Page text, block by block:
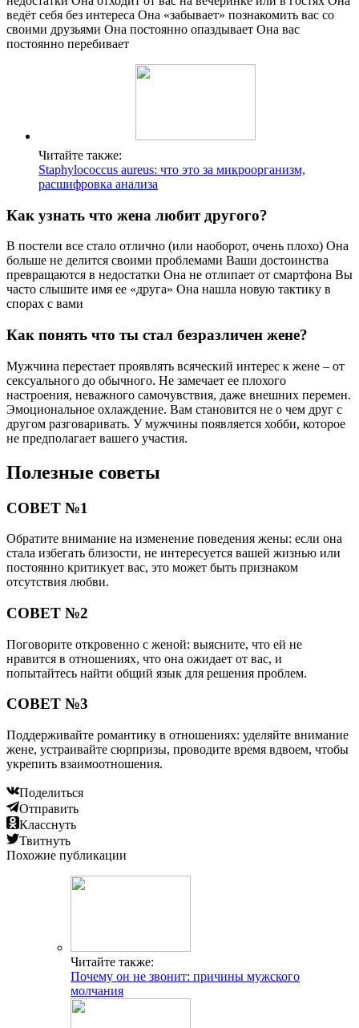
ведёт себя без интереса Она «забывает» познакомить вас со
своими друзьями Она постоянно опаздывает Она вас
постоянно перебивает
Читайте также:
Staphylococcus aureus: что это за микроорганизм,
расшифровка анализа
Как узнать что жена любит другого?
В постели все стало отлично (или наоборот, очень плохо) Она
больше не делится своими проблемами Ваши достоинства
превращаются в недостатки Она не отлипает от смартфона Вы
часто слышите имя ее «друга» Она нашла новую тактику в
спорах с вами
Как понять что ты стал безразличен жене?
Мужчина перестает проявлять всяческий интерес к жене – от
сексуального до обычного. Не замечает ее плохого
настроения, неважного самочувствия, даже внешних перемен.
Эмоциональное охлаждение. Вам становится не о чем друг с
другом разговаривать. У мужчины появляется хобби, которое
не предполагает вашего участия.
Полезные советы
СОВЕТ №1
Обратите внимание на изменение поведения жены: если она
стала избегать близости, не интересуется вашей жизнью или
постоянно критикует вас, это может быть признаком
отсутствия любви.
СОВЕТ №2
Поговорите откровенно с женой: выясните, что ей не
нравится в отношениях, что она ожидает от вас, и
попытайтесь найти общий язык для решения проблем.
СОВЕТ №3
Поддерживайте романтику в отношениях: уделяйте внимание
жене, устраивайте сюрпризы, проводите время вдвоем, чтобы
укрепить взаимоотношения.
Поделиться
Отправить
Класснуть
Твитнуть
Похожие публикации
Читайте также:
Почему он не звонит: причины мужского
молчания